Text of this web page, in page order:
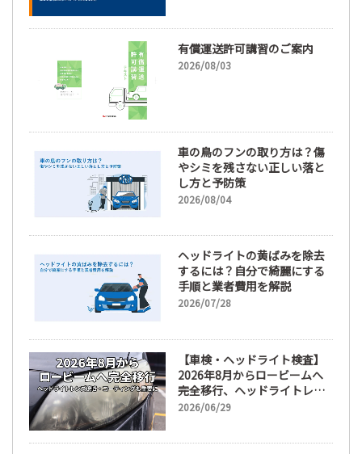
有償運送許可講習のご案内
2026/08/03
車の鳥のフンの取り方は？傷
やシミを残さない正しい落と
し方と予防策
2026/08/04
ヘッドライトの黄ばみを除去
するには？自分で綺麗にする
手順と業者費用を解説
2026/07/28
【車検・ヘッドライト検査】
2026年8月からロービームへ
完全移行、ヘッドライトレン
ズ磨き・コーティングも重要
2026/06/29